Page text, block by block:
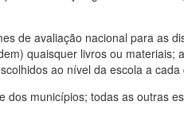
de avaliação nacional para as
quaisquer livros ou materiais;
ao nível da escola a cada
dos municípios; todas as outras